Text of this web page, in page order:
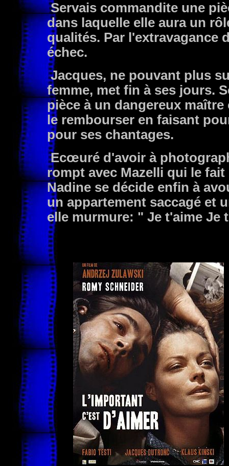
Servais commandite une
dans laquelle elle aura un
qualités. Par l'extravagance
échec.
Jacques, ne pouvant plus
femme, met fin à ses jours.
pièce à un dangereux
le rembourser en faisant
pour ses chantages.
Ecœuré d'avoir à
rompt avec Mazelli qui le
Nadine se décide enfin à
un appartement saccagé et
elle murmure: " Je t'aime Je